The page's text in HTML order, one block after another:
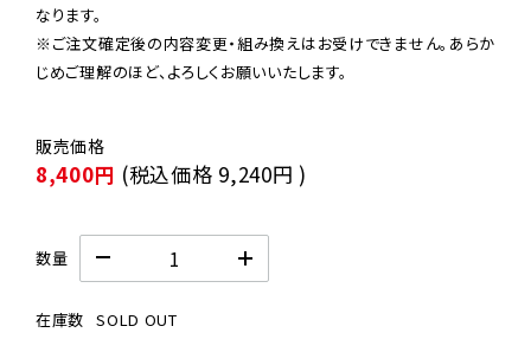
なります。
※ご注文確定後の内容変更・組み換えはお受けできません。あらか
じめご理解のほど、よろしくお願いいたします。
8,400円 (税込価格 9,240円 )
数量
在庫数 SOLD OUT